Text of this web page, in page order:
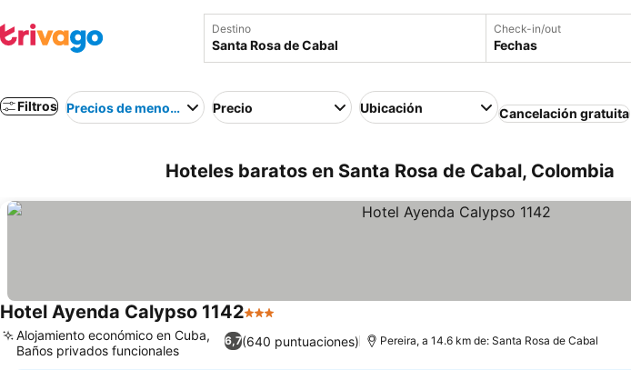
Destino Check-in/out
Fechas
Filtros Precios de menor a mayorPrecio Ubicación Cancelación gratuita
Hoteles baratos en Santa Rosa de Cabal, Colombia
Hotel Ayenda Calypso 11423 Estrellas
6,7(640 puntuaciones)
Alojamiento económico en Cuba,
Baños privados funcionales
Pereira, a 14.6 km de: Santa Rosa de Cabal